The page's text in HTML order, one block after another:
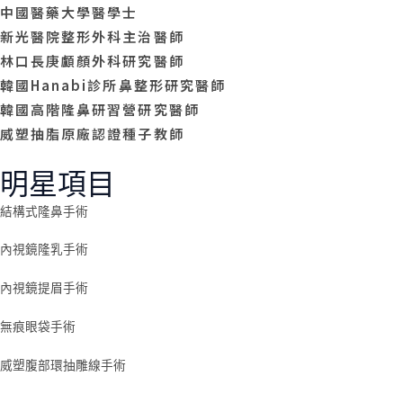
中國醫藥大學醫學士
新光醫院整形外科主治醫師
林口長庚顱顏外科研究醫師
韓國Hanabi診所鼻整形研究醫師
韓國高階隆鼻研習營研究醫師
威塑抽脂原廠認證種子教師
明星項目
結構式隆鼻手術
內視鏡隆乳手術
內視鏡提眉手術
無痕眼袋手術
威塑腹部環抽雕線手術